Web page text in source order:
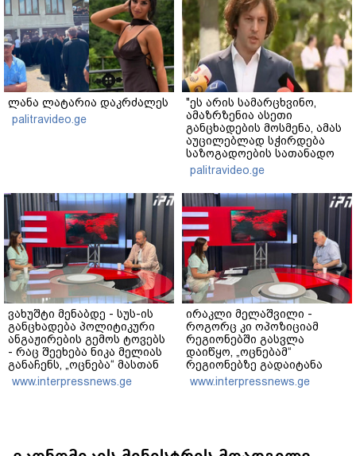
ლანა ლატარია დაკრძალეს
palitravideo.ge
"ეს არის სამარცხვინო,
ამაზრზენია ასეთი
განცხადების მოსმენა, ამას
აუცილებლად სჭირდება
საზოგადოების სათანადო
რეაქცია" - ირაკლი
კობახიძე
palitravideo.ge
ვახუშტი მენაბდე - სუს-ის
განცხადება პოლიტიკური
ანგაჟირების გემოს ტოვებს
- რაც შეეხება ნიკა მელიას
განაჩენს, „ოცნება“ მასთან
შეზრდილი სასამართლოთი
ყველაფერს აკეთებს, რომ
www.interpressnews.ge
ირაკლი მელაშვილი -
როგორც კი ოპოზიციამ
რეგიონებში გასვლა
დაიწყო, „ოცნებამ“
რეგიონებზე გადაიტანა
სიმძიმის ცენტრი,
მდინარაძეს პოლიტიკური
www.interpressnews.ge